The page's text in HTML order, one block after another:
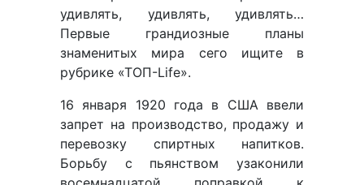
удивлять, удивлять, удивлять…
Первые грандиозные планы
знаменитых мира сего ищите в
рубрике «ТОП-Life».
16 января 1920 года в США ввели
запрет на производство, продажу и
перевозку спиртных напитков.
Борьбу с пьянством узаконили